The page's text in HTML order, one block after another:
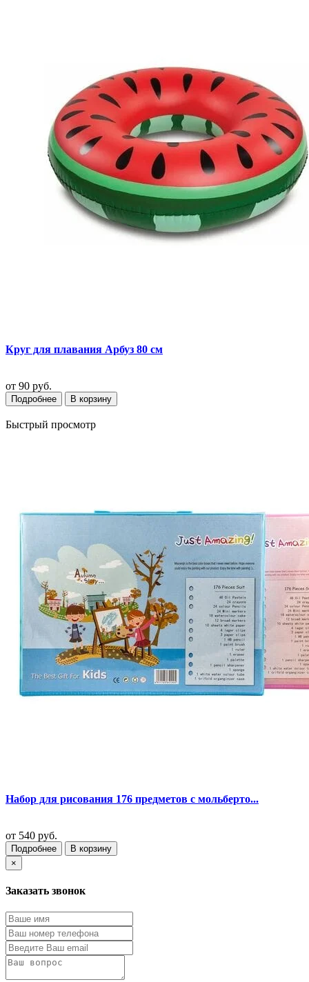
Круг для плавания Арбуз 80 см
от 90 руб.
Подробнее В корзину
Быстрый просмотр
Набор для рисования 176 предметов с мольберто...
от 540 руб.
Подробнее
В корзину
×
Заказать звонок